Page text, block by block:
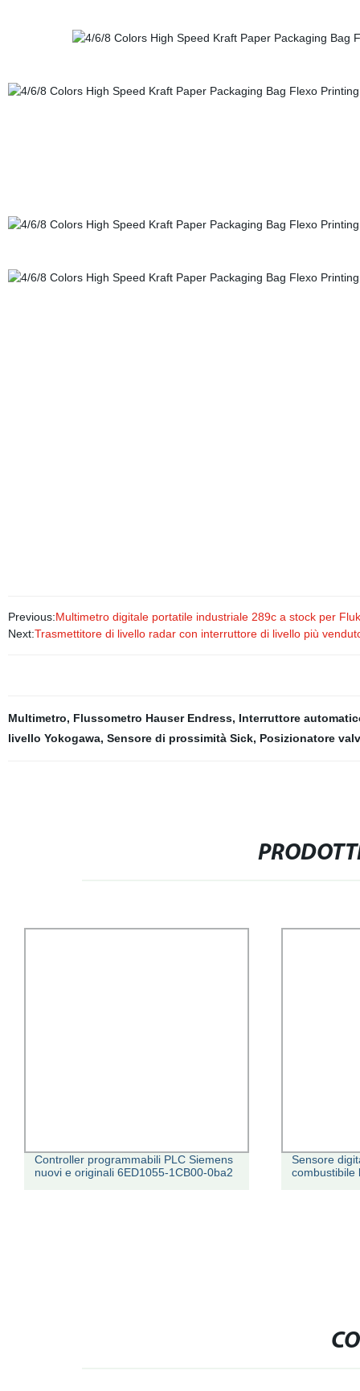
Previous:Multimetro digitale portatile industriale 289c a stock per
Next:Trasmettitore di livello radar con interruttore di livello più
Multimetro, Flussometro Hauser Endress, Interruttore
livello Yokogawa, Sensore di prossimità Sick, Posizionatore
Controller programmabili PLC Siemens
nuovi e originali 6ED1055-1CB00-0ba2
Sensore
combustibile